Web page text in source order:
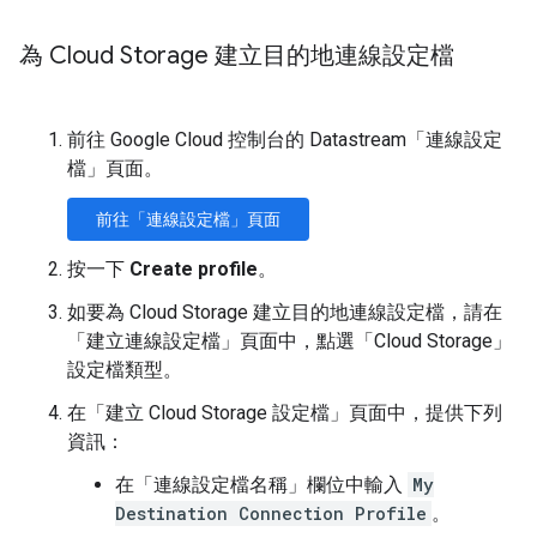
為 Cloud Storage 建立目的地連線設定檔
前往 Google Cloud 控制台的 Datastream「連線設定
檔」 頁面。
前往「連線設定檔」頁面
按一下 Create profile。
如要為 Cloud Storage 建立目的地連線設定檔，請在
「建立連線設定檔」 頁面中，點選「Cloud Storage」
設定檔類型。
在「建立 Cloud Storage 設定檔」 頁面中，提供下列
資訊：
在「連線設定檔名稱」 欄位中輸入 My
Destination Connection Profile 。